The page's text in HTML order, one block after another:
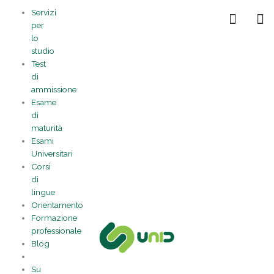
contenuto
Servizi
per
lo
studio
Test
di
ammissione
Esame
di
maturità
Esami
Universitari
Corsi
di
lingue
Orientamento
Formazione
professionale
Blog
Su